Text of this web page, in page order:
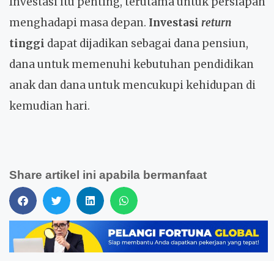
menghadapi masa depan. Investasi return
tinggi dapat dijadikan sebagai dana pensiun,
dana untuk memenuhi kebutuhan pendidikan
anak dan dana untuk mencukupi kehidupan di
kemudian hari.
Share artikel ini apabila bermanfaat